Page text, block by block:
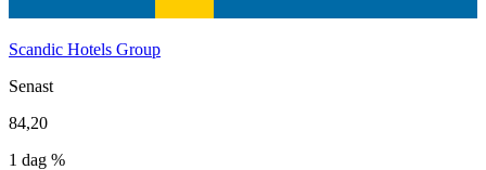
Scandic Hotels Group
Senast
84,20
1 dag %